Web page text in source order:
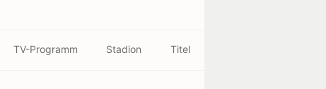
TV-Programm Stadion Titel